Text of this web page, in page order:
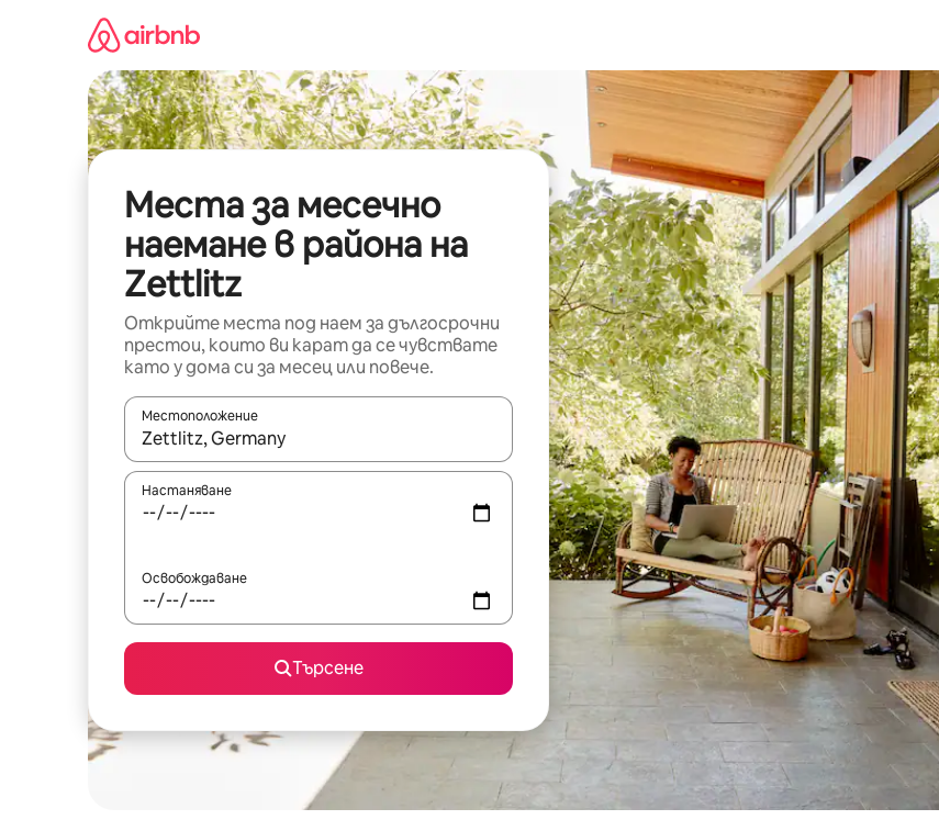
съдържанието
Места за месечно
наемане в района на
Zettlitz
Открийте места под наем за дългосрочни
престои, които ви карат да се чувствате
като у дома си за месец или повече.
Местоположение
Когато резултатите се покажат, използвайте клавишите със стрелки нагоре и надолу или
Настаняване
Освобождаване
Търсене